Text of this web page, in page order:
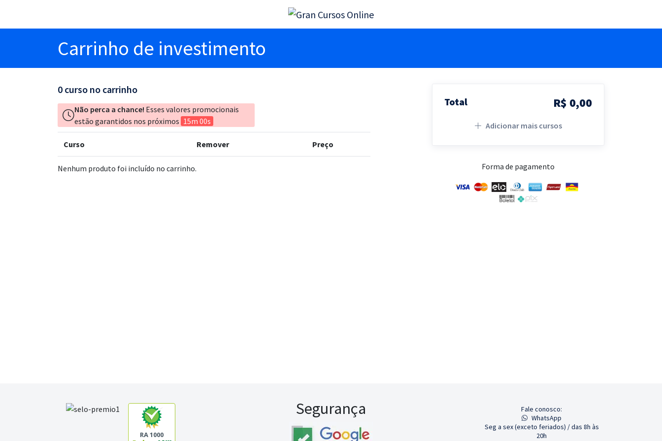
Carrinho de investimento
0 curso no carrinho
Não perca a chance! Esses valores promocionais
estão garantidos nos próximos 15m 00s
Curso Remover Preço
Nenhum produto foi incluído no carrinho.
Total R$ 0,00
Adicionar mais cursos
Forma de pagamento
RA 1000
Segurança
Fale conosco:
WhatsApp
Seg a sex (exceto feriados) / das 8h às
20h